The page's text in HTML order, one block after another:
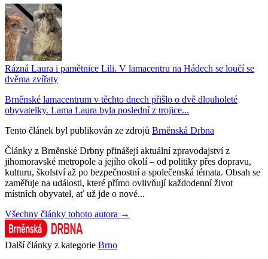
Rázná Laura i pamětnice Lili. V lamacentru na Hádech se loučí se
dvěma zvířaty
Brněnské lamacentrum v těchto dnech přišlo o dvě dlouholeté
obyvatelky. Lama Laura byla poslední z trojice...
Tento článek byl publikován ze zdrojů Brněnská Drbna
Články z Brněnské Drbny přinášejí aktuální zpravodajství z
jihomoravské metropole a jejího okolí – od politiky přes dopravu,
kulturu, školství až po bezpečnostní a společenská témata. Obsah se
zaměřuje na události, které přímo ovlivňují každodenní život
místních obyvatel, ať už jde o nové...
Všechny články tohoto autora →
Další články z kategorie Brno